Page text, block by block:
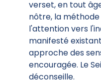
verset, en tout
nôtre, la
l'attention vers
manifesté
approche des
encouragée. Le
déconseille.